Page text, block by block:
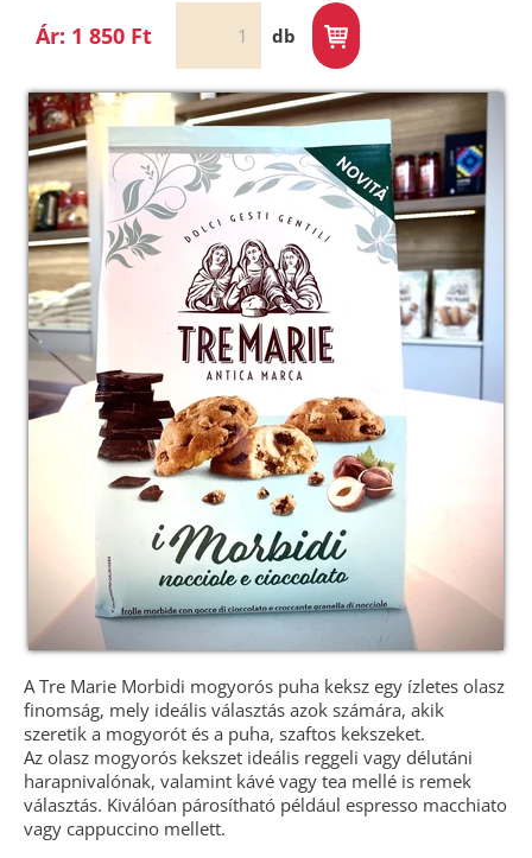
Ár: 1 850 Ft db
A Tre Marie Morbidi mogyorós puha keksz egy ízletes olasz
finomság, mely ideális választás azok számára, akik
szeretik a mogyorót és a puha, szaftos kekszeket.
Az olasz mogyorós kekszet ideális reggeli vagy délutáni
harapnivalónak, valamint kávé vagy tea mellé is remek
választás. Kiválóan párosítható például espresso macchiato
vagy cappuccino mellett.